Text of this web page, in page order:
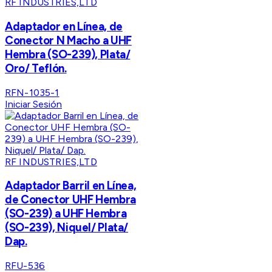
Adaptador en Línea, de
Conector N Macho a UHF
Hembra (SO-239), Plata/
Oro/ Teflón.
RFN-1035-1
Iniciar Sesión
RF INDUSTRIES,LTD
Adaptador Barril en Línea,
de Conector UHF Hembra
(SO-239) a UHF Hembra
(SO-239), Niquel/ Plata/
Dap.
RFU-536